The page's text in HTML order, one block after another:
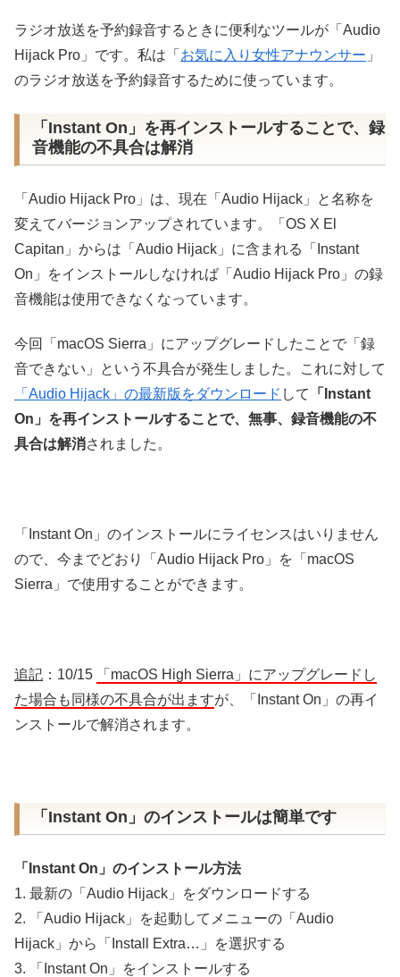
ラジオ放送を予約録音するときに便利なツールが「Audio
Hijack Pro」です。私は「 お気に入り女性アナウンサー 」
のラジオ放送を予約録音するために使っています。
「Instant On」を再インストールすることで、録
音機能の不具合は解消
「Audio Hijack Pro」は、現在「Audio Hijack」と名称を
変えてバージョンアップされています。「OS X El
Capitan」からは「Audio Hijack」に含まれる「Instant
On」をインストールしなければ「Audio Hijack Pro」の録
音機能は使用できなくなっています。
今回「macOS Sierra」にアップグレードしたことで「録
音できない」という不具合が発生しました。これに対して
「Audio Hijack」の最新版をダウンロード して
「Instant
On」を再インストールすることで、無事、録音機能の不
具合は解消されました。
「Instant On」のインストールにライセンスはいりません
ので、今までどおり「Audio Hijack Pro」を「macOS
Sierra」で使用することができます。
追記 ：10/15
「macOS High Sierra」にアップグレードし
た場合も同様の不具合が出ますが、「Instant On」の再イ
ンストールで解消されます。
「Instant On」のインストールは簡単です
「Instant On」のインストール方法
1. 最新の「Audio Hijack」をダウンロードする
2. 「Audio Hijack」を起動してメニューの「Audio
Hijack」から「Install Extra…」を選択する
3. 「Instant On」をインストールする